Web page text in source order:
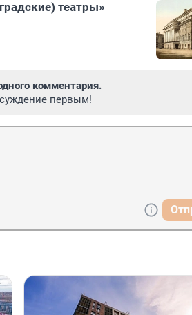
театры»
комментария.
первым!